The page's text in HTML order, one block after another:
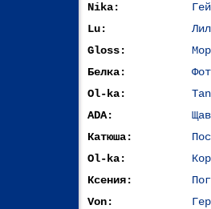
Nika:
Lu:
Gloss:
Белка:
Ol-ka:
ADA:
Катюша:
Ol-ka:
Ксения:
Von: